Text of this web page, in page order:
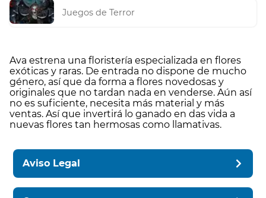
Juegos de Terror
Ava estrena una floristería especializada en flores
exóticas y raras. De entrada no dispone de mucho
género, así que da forma a flores novedosas y
originales que no tardan nada en venderse. Aún así
no es suficiente, necesita más material y más
ventas. Así que invertirá lo ganado en das vida a
nuevas flores tan hermosas como llamativas.
Aviso Legal